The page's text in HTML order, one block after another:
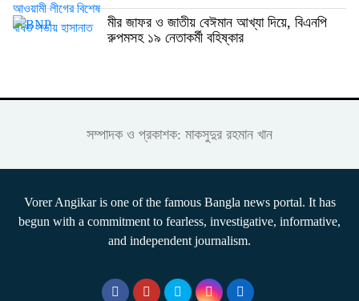
মীর জাফর ও জাতীয় বেঈমান আখ্যা দিয়ে, বিএনপি
রুপমসহ ১৯ নেতাকর্মী বহিষ্কার
সম্পাদক ও প্রকাশক: মাকসুদুর রহমান খান
Vorer Angikar is one of the famous Bangla news portal. It has
begun with a commitment to fearless, investigative, informative,
and independent journalism.